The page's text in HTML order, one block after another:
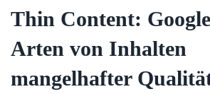
Thin Content:
Arten von Inhalten
mangelhafter